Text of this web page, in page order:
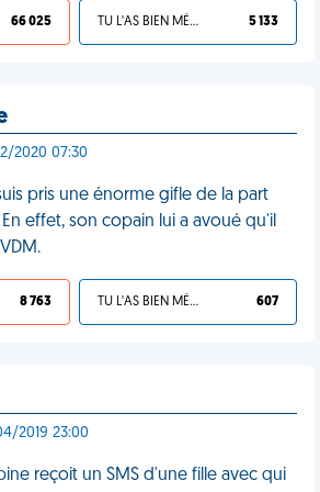
66 025 TU L'AS BIEN MÉRITÉ 5 133
2020 07:30
pris une énorme gifle de la part
effet, son copain lui a avoué qu'il
8 763 TU L'AS BIEN MÉRITÉ 607
2019 23:00
reçoit un SMS d'une fille avec qui